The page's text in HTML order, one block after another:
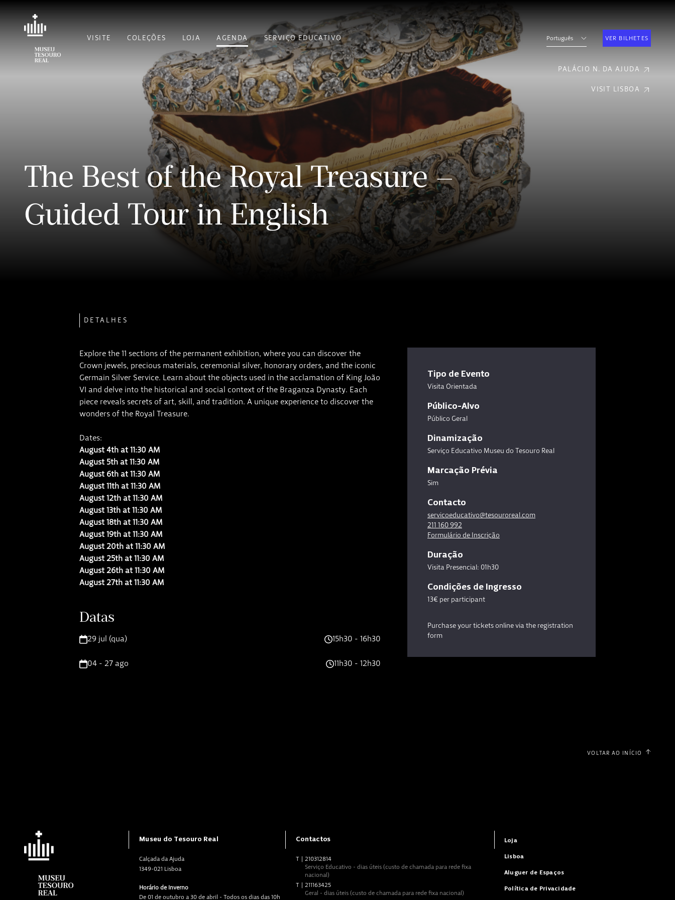
VISITE COLEÇÕES LOJA AGENDA SERVIÇO EDUCATIVO Português VER BILHETES
PALÁCIO N. DA AJUDA
VISIT LISBOA
The Best of the Royal Treasure –
Guided Tour in English
DETALHES
Explore the 11 sections of the permanent exhibition, where you can discover the
Crown jewels, precious materials, ceremonial silver, honorary orders, and the iconic
Germain Silver Service. Learn about the objects used in the acclamation of King João
VI and delve into the historical and social context of the Braganza Dynasty. Each
piece reveals secrets of art, skill, and tradition. A unique experience to discover the
wonders of the Royal Treasure.
Dates:
August 4th at 11:30 AM
August 5th at 11:30 AM
August 6th at 11:30 AM
August 11th at 11:30 AM
August 12th at 11:30 AM
August 13th at 11:30 AM
August 18th at 11:30 AM
August 19th at 11:30 AM
August 20th at 11:30 AM
August 25th at 11:30 AM
August 26th at 11:30 AM
August 27th at 11:30 AM
Datas
29 jul (qua) 15h30 - 16h30
04 - 27 ago 11h30 - 12h30
Tipo de Evento
Visita Orientada
Público-Alvo
Público Geral
Dinamização
Serviço Educativo Museu do Tesouro Real
Marcação Prévia
Sim
Contacto
servicoeducativo@tesouroreal.com
211 160 992
Formulário de Inscrição
Duração
Visita Presencial: 01h30
Condições de Ingresso
13€ per participant
Purchase your tickets online via the registration
form
VOLTAR AO INÍCIO
Museu do Tesouro Real
Calçada da Ajuda
1349-021 Lisboa
Horário de Inverno
De 01 de outubro a 30 de abril - Todos os dias das 10h
Contactos
T
210312814
Serviço Educativo - dias úteis (custo de chamada para rede fixa
nacional)
T
211163425
Geral - dias úteis (custo de chamada para rede fixa nacional)
Loja
Lisboa
Aluguer de Espaços
Política de Privacidade